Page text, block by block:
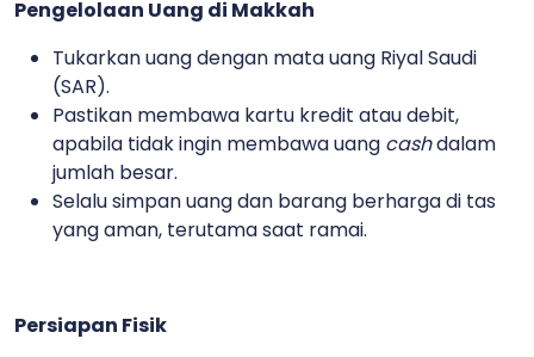
Pengelolaan Uang di Makkah
Tukarkan uang dengan mata uang Riyal Saudi
(SAR).
Pastikan membawa kartu kredit atau debit,
apabila tidak ingin membawa uang cashdalam
jumlah besar.
Selalu simpan uang dan barang berharga di tas
yang aman, terutama saat ramai.
Persiapan Fisik